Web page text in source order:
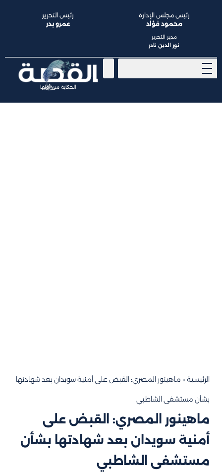
الحكاية من أولها
رئيس مجلس الإدارة
محمود فؤاد
مدير التحرير
نور الدين نادر
رئيس التحرير
عمرو بدر
الرئيسية » ماهينور المصري: القبض على أمنية سويدان بعد شهادتها
بشأن مستشفى الشاطبي
ماهينور المصري: القبض على
أمنية سويدان بعد شهادتها بشأن
مستشفى الشاطبي